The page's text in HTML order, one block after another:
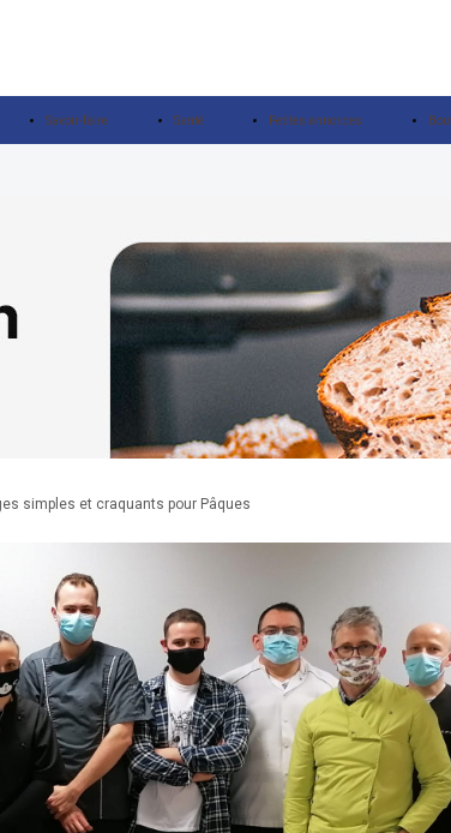
Savoir-faire Santé Petites annonces
simples et craquants pour Pâques